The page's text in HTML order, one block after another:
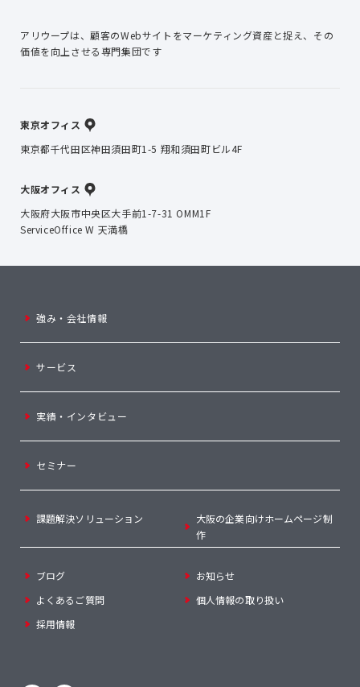
アリウープは、顧客のWebサイトをマーケティング資産と捉え、 その
価値を向上させる専門集団です
東京オフィス
東京都千代田区神田須田町1-5 翔和須田町ビル4F
大阪オフィス
大阪府大阪市中央区大手前1-7-31 OMM1F
ServiceOffice W 天満橋
強み・会社情報
サービス
実績・インタビュー
セミナー
課題解決ソリューション
大阪の企業向けホームページ制
作
ブログ
お知らせ
よくあるご質問
個人情報の取り扱い
採用情報